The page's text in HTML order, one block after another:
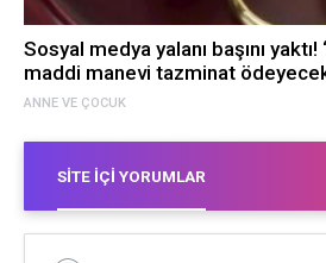
ANNE VE ÇOCUK
Sosyal medya yalanı başını yaktı!
maddi manevi tazminat
SITE İÇI YORUMLAR